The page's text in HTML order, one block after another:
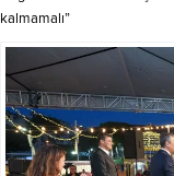
kalmamalı”